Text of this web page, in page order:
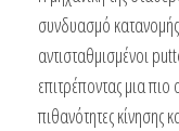
συνδυασμό
αντισταθμισμένοι
επιτρέποντας μια πιο
πιθανότητες κίνησης